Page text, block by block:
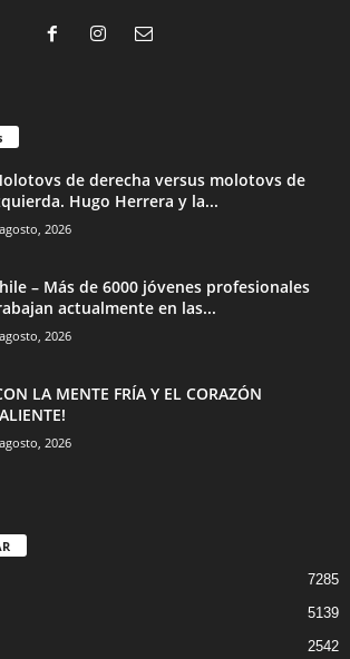
de derecha versus molotovs de
Hugo Herrera y la...
2026
– Más de 6000 jóvenes profesionales
actualmente en las...
2026
LA MENTE FRÍA Y EL CORAZÓN
2026
7285
5139
2542